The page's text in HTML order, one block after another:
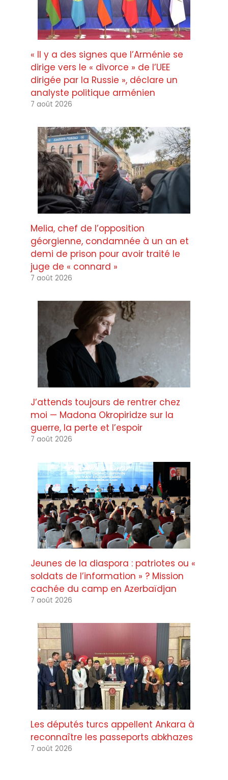
« Il y a des signes que l’Arménie se
dirige vers le « divorce » de l’UEE
dirigée par la Russie », déclare un
analyste politique arménien
7 août 2026
Melia, chef de l’opposition
géorgienne, condamnée à un an et
demi de prison pour avoir traité le
juge de « connard »
7 août 2026
J’attends toujours de rentrer chez
moi — Madona Okropiridze sur la
guerre, la perte et l’espoir
7 août 2026
Jeunes de la diaspora : patriotes ou «
soldats de l’information » ? Mission
cachée du camp en Azerbaïdjan
7 août 2026
Les députés turcs appellent Ankara à
reconnaître les passeports abkhazes
7 août 2026